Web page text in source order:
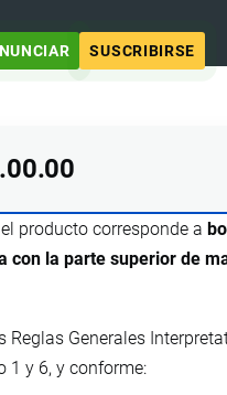
SUSCRIBIRSE
producto corresponde a
con la parte superior de
Reglas Generales
1 y 6, y conforme: